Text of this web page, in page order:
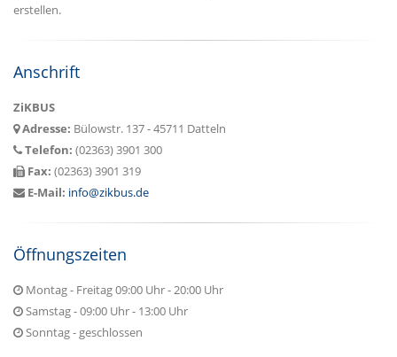
erstellen.
Anschrift
ZiKBUS
Adresse: Bülowstr. 137 - 45711 Datteln
Telefon: (02363) 3901 300
Fax: (02363) 3901 319
E-Mail: info@zikbus.de
Öffnungszeiten
Montag - Freitag 09:00 Uhr - 20:00 Uhr
Samstag - 09:00 Uhr - 13:00 Uhr
Sonntag - geschlossen